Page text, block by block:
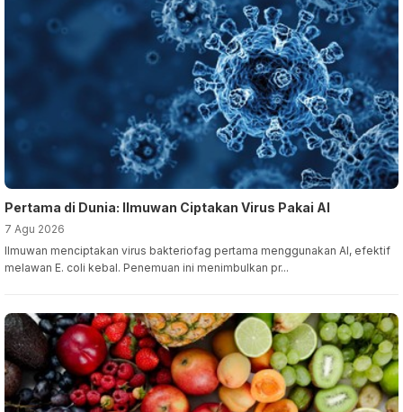
Pertama di Dunia: Ilmuwan Ciptakan Virus Pakai AI
7 Agu 2026
Ilmuwan menciptakan virus bakteriofag pertama menggunakan AI, efektif
melawan E. coli kebal. Penemuan ini menimbulkan pr...